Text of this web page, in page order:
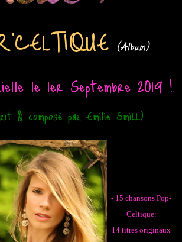
(Album)
le 1er Septembre 2019 !
& composé par Emilie SmiLL)
- 15 chansons Pop-
Celtique:
14 titres originaux